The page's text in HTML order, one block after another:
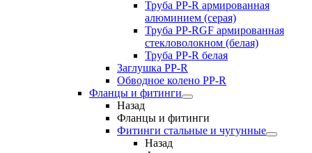
Труба PP-R армированная
алюминием (серая)
Труба PP-RGF армированная
стекловолокном (белая)
Труба РР-R белая
Заглушка PP-R
Обводное колено PP-R
Фланцы и фитинги
Назад
Фланцы и фитинги
Фитинги стальные и чугунные
Назад